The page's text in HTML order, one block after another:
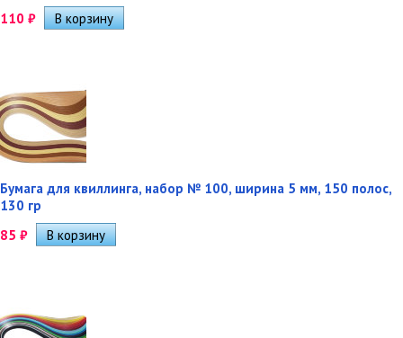
110 ₽
Бумага для квиллинга, набор № 100, ширина 5 мм, 150 полос,
130 гр
85 ₽